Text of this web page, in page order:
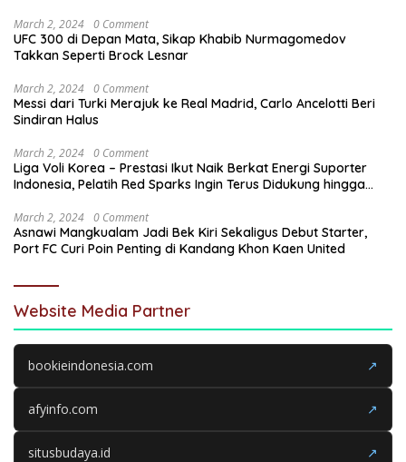
March 2, 2024 0 Comment
UFC 300 di Depan Mata, Sikap Khabib Nurmagomedov
Takkan Seperti Brock Lesnar
March 2, 2024 0 Comment
Messi dari Turki Merajuk ke Real Madrid, Carlo Ancelotti Beri
Sindiran Halus
March 2, 2024 0 Comment
Liga Voli Korea – Prestasi Ikut Naik Berkat Energi Suporter
Indonesia, Pelatih Red Sparks Ingin Terus Didukung hingga
March 2, 2024 0 Comment
Asnawi Mangkualam Jadi Bek Kiri Sekaligus Debut Starter,
Port FC Curi Poin Penting di Kandang Khon Kaen United
Website Media Partner
bookieindonesia.com ↗
afyinfo.com ↗
situsbudaya.id ↗